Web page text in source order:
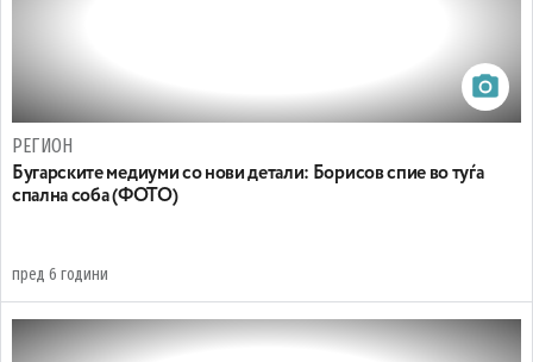
РЕГИОН
Бугарските медиуми со нови детали: Борисов спие во туѓа
спална соба (ФОТО)
пред 6 години